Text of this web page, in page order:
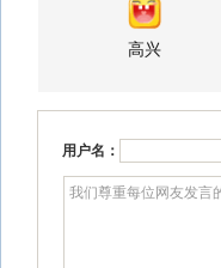
高兴
用户名：